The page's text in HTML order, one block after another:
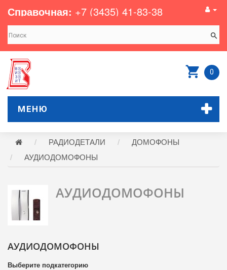
Справочная: +7 (3435) 41-83-38
0
МЕНЮ
РАДИОДЕТАЛИ
ДОМОФОНЫ
АУДИОДОМОФОНЫ
АУДИОДОМОФОНЫ
АУДИОДОМОФОНЫ
Выберите подкатегорию